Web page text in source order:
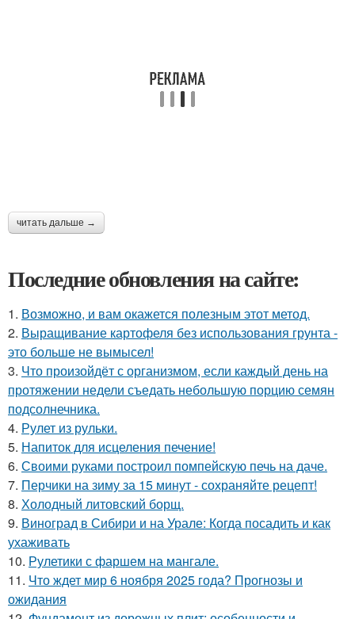
читать дальше →
Последние обновления на сайте:
1. Возможно, и вам окажется полезным этот метод.
2. Выращивание картофеля без использования грунта -
это больше не вымысел!
3. Что произойдёт с организмом, если каждый день на
протяжении недели съедать небольшую порцию семян
подсолнечника.
4. Рулет из рульки.
5. Напиток для исцеления печение!
6. Своими руками построил помпейскую печь на даче.
7. Перчики на зиму за 15 минут - сохраняйте рецепт!
8. Холодный литовский борщ.
9. Виноград в Сибири и на Урале: Когда посадить и как
ухаживать
10. Рулетики с фаршем на мангале.
11. Что ждет мир 6 ноября 2025 года? Прогнозы и
ожидания